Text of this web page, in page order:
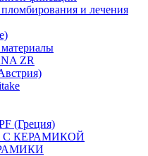
и лечения
материалы
ZR
(Греция)
КЕРАМИКОЙ